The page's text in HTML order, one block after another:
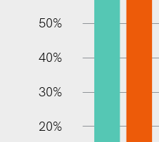
10%
50%
40%
30%
20%